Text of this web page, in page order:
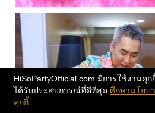
HiSoPartyOfficial.com มีการใช้งานคุ
ได้รับประสบการณ์ที่ดีที่สุด ศึกษานโยบ
คุกกี้